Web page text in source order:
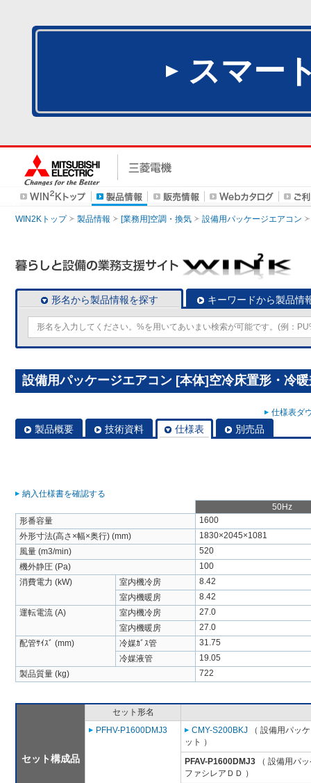
スマー
WIN2Kトップ 製品情報 [業務用]空調・換気 設備用パッケージエアコン
形名から製品情報を探す キーワードから製品情
設備用パッケージエアコン [本体]空冷床置形・冷
仕様表ダ
製品概要 技術資料 仕様表 別売品
納入仕様書を確認する
50Hz
形番容量
1600
外形寸法(高さ×幅×奥行) (mm)
1830×2045×1081
風量 (m3/min)
520
機外静圧 (Pa)
100
消費電力 (kW)
室内機冷房
8.42
室内機暖房
8.42
運転電流 (A)
室内機冷房
27.0
室内機暖房
27.0
配管ｻｲｽﾞ (mm)
冷媒ｶﾞｽ管
31.75
冷媒液管
19.05
製品質量 (kg)
722
セット構成品
セット形名
PFHV-P1600DMJ3
CMY-S200BKJ （ 設備用パッ
ット ）
PFAV-P1600DMJ3 （ 設備用パ
ファシレアＤＤ ）